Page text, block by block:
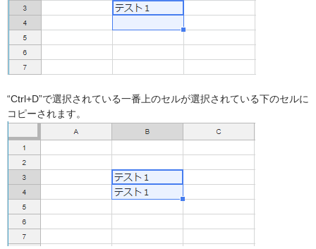
“Ctrl+D”で選択されている一番上のセルが選択されている下のセルに
コピーされます。